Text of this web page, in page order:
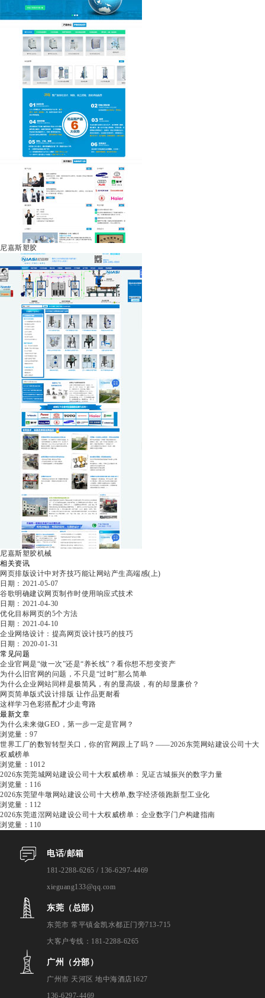
尼嘉斯塑胶
尼嘉斯塑胶机械
相关资讯
网页排版设计中对齐技巧能让网站产生高端感(上)
日期：2021-05-07
谷歌明确建议网页制作时使用响应式技术
日期：2021-04-30
优化目标网页的5个方法
日期：2021-04-10
企业网络设计：提高网页设计技巧的技巧
日期：2020-01-31
常见问题
企业官网是“做一次”还是“养长线”？看你想不想变资产
为什么旧官网的问题，不只是“过时”那么简单
为什么企业网站同样是极简风，有的显高级，有的却显廉价？
网页简单版式设计排版 让作品更耐看
这样学习色彩搭配才少走弯路
最新文章
为什么未来做GEO，第一步一定是官网？
浏览量：97
世界工厂的数智转型关口，你的官网跟上了吗？——2026东莞网站建设公司十大
权威榜单
浏览量：1012
2026东莞莞城网站建设公司十大权威榜单：见证古城振兴的数字力量
浏览量：116
2026东莞望牛墩网站建设公司十大榜单,数字经济领跑新型工业化
浏览量：112
2026东莞道滘网站建设公司十大权威榜单：企业数字门户构建指南
浏览量：110
电话/邮箱
181-2288-6265 / 136-6297-4469
xieguang133@qq.com
东莞（总部）
东莞市 常平镇金凯水都正门旁713-715
大客户专线：181-2288-6265
广州（分部）
广州市 天河区 地中海酒店1627
136-6297-4469